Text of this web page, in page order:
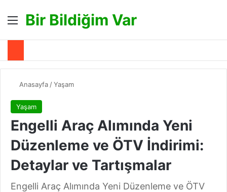
Menü
Bir Bildiğim Var
Anasayfa /Yaşam
Yaşam
Engelli Araç Alımında Yeni
Düzenleme ve ÖTV İndirimi:
Detaylar ve Tartışmalar
Engelli Araç Alımında Yeni Düzenleme ve ÖTV